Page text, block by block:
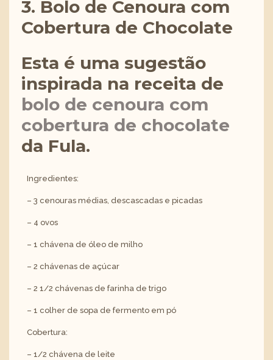
3. Bolo de Cenoura com
Cobertura de Chocolate
Esta é uma sugestão
inspirada na receita de
bolo de cenoura com
cobertura de chocolate
da Fula.
Ingredientes:
– 3 cenouras médias, descascadas e picadas
– 4 ovos
– 1 chávena de óleo de milho
– 2 chávenas de açúcar
– 2 1/2 chávenas de farinha de trigo
– 1 colher de sopa de fermento em pó
Cobertura:
– 1/2 chávena de leite